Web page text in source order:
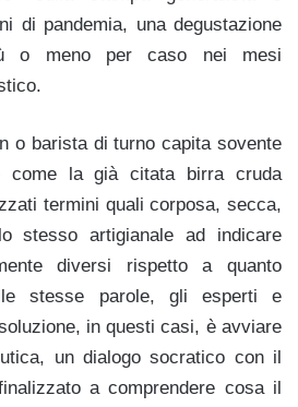
di pandemia, una degustazione
o meno per caso nei mesi
o barista di turno capita sovente
come la già citata birra cruda
termini quali corposa, secca,
stesso artigianale ad indicare
diversi rispetto a quanto
stesse parole, gli esperti e
in questi casi, è avviare
un dialogo socratico con il
a comprendere cosa il